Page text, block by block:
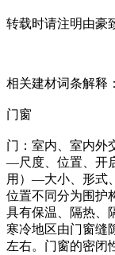
转载时请注明由豪
相关建材词条解释：
门窗
门：室内、室内外
—尺度、位置、开
用）—大小、形式
位置不同分为围护
具有保温、隔热、
寒冷地区由门窗缝
左右。门窗的密闭